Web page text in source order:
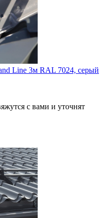
Line 3м RAL 7024, серый
с вами и уточнят